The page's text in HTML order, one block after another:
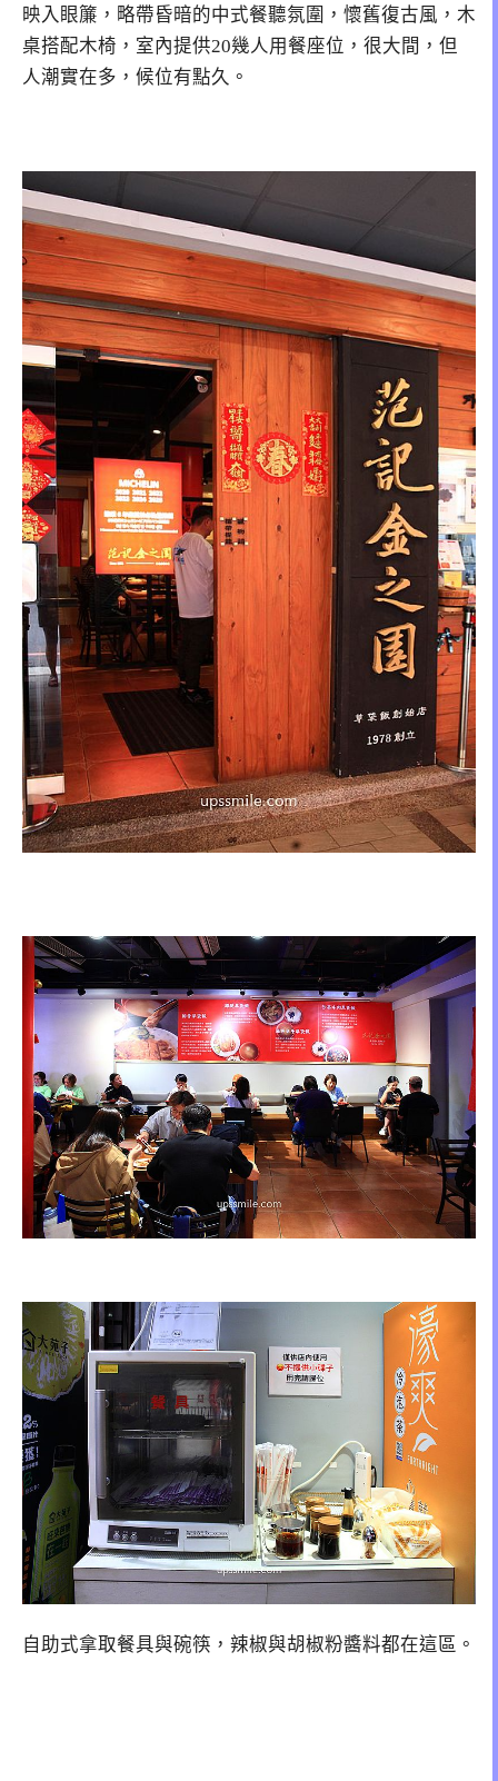
映入眼簾，略帶昏暗的中式餐聽氛圍，懷舊復古風，木
桌搭配木椅，室內提供20幾人用餐座位，很大間，但
人潮實在多，候位有點久。
自助式拿取餐具與碗筷，辣椒與胡椒粉醬料都在這區。